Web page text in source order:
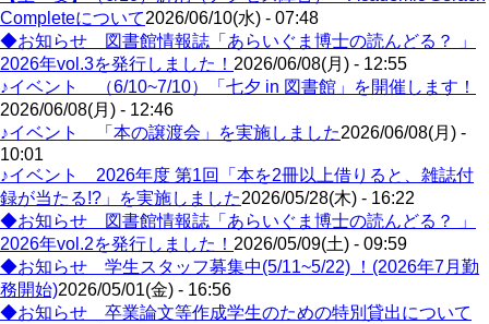
Completeについて2026/06/10(水) - 07:48
◆お知らせ 図書館情報誌「あらいぐま博士の読んどる？ 」
2026年vol.3を発行しました！ 2026/06/08(月) - 12:55
♪イベント （6/10~7/10）「七夕 in 図書館」を開催します！
2026/06/08(月) - 12:46
♪イベント 「本の譲渡会」を実施しました2026/06/08(月) -
10:01
♪イベント 2026年度 第1回「本を2冊以上借りると、雑誌付
録が当たる!?」を実施しました2026/05/28(木) - 16:22
◆お知らせ 図書館情報誌「あらいぐま博士の読んどる？ 」
2026年vol.2を発行しました！ 2026/05/09(土) - 09:59
◆お知らせ 学生スタッフ募集中(5/11~5/22) ！(2026年7月勤
務開始)2026/05/01(金) - 16:56
◆お知らせ 卒業論文等作成学生のための特別貸出について